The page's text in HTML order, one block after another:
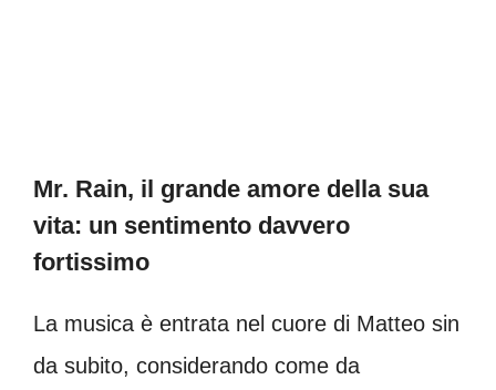
Mr. Rain, il grande amore della sua
vita: un sentimento davvero
fortissimo
La musica è entrata nel cuore di Matteo sin
da subito, considerando come da